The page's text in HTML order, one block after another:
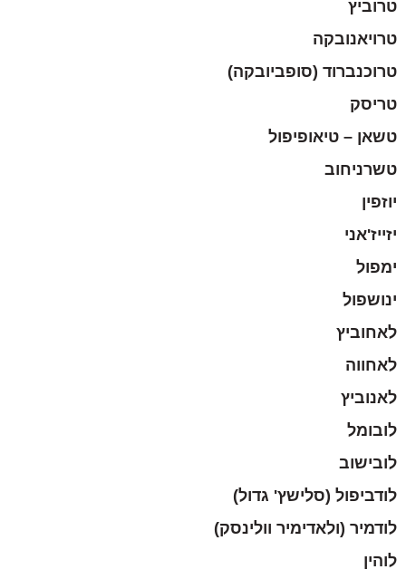
טרוביץ
טרויאנובקה
טרוכנברוד (סופביובקה)
טריסק
טשאן – טיאופיפול
טשרניחוב
יוזפין
יזייז'אני
ימפול
ינושפול
לאחוביץ
לאחווה
לאנוביץ
לובומל
לובישוב
לודביפול (סלישץ' גדול)
לודמיר (ולאדימיר וולינסק)
לוהין